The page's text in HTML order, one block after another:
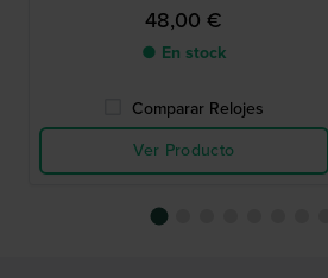
48,00 €
● En stock
Comparar Relojes
Ver Producto